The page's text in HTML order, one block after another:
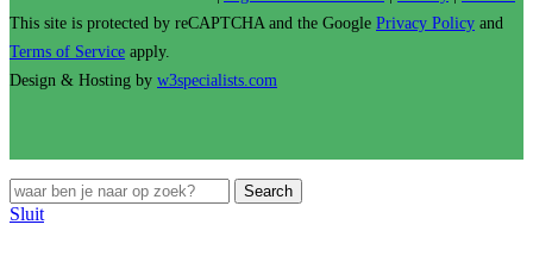
This site is protected by reCAPTCHA and the Google Privacy Policy and
Terms of Service apply.
Design & Hosting by w3specialists.com
Search
Sluit